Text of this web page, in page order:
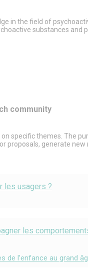
in the field of
substances and
community
specific themes. The
generate
les usagers ?
les
de l’enfance au grand